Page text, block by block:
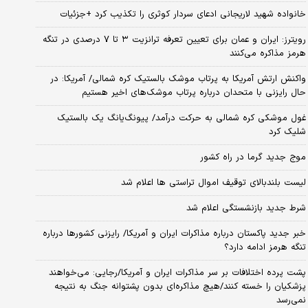
خانواده شهید لاریجانی ادعای سردار کوثری را تکذیب کرد +جزئیات
رویترز: ایران و عمان برای تعیین تعرفه ترانزیت ۳ تا ۷ درصدی در تنگه
هرمز مذاکره می‌کنند
واکنش ارتش آمریکا به پرتاب موشک بالستیک کره شمالی/ آمریکا: در
حال رایزنی با متحدان درباره پرتاب موشک‌های اخیر هستیم
غول موشکی کره شمالی به حرکت درآمد/ پیونگ‌یانگ یک بالستیک
شلیک کرد
موج جدید گرما در راه کشور
لیست بلندبالای توقیف اموال تراستی ها اعلام شد
شرط جدید بازنشستگی اعلام شد
خبر جدید پاکستان درباره مذاکرات ایران و آمریکا/ رایزنی کشورها درباره
تنگه هرمز ادامه دارد؟
پشت پرده اختلافات بر سر مذاکرات ایران و آمریکا/رجایی: می‌خواهند
پزشکیان را خسته کنند/هیچ مذاکره‌ای بدون پشتوانه جنگ به نتیجه
نمی‌رسد